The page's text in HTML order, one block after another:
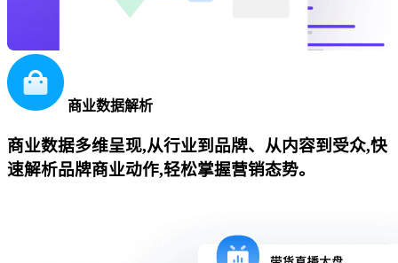
商业数据解析
商业数据多维呈现,从行业到品牌、从内容到受众,快
速解析品牌商业动作,轻松掌握营销态势。